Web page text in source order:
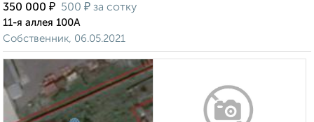
350 000 ₽ 500 ₽ за сотку
11-я аллея 100А
Собственник, 06.05.2021